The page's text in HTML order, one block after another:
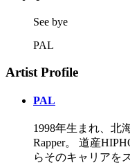
See bye
PAL
Artist Profile
PAL
1998年生まれ、北
Rapper。 道産
らそのキャリアを